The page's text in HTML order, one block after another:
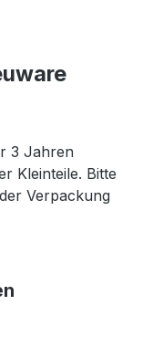
3 Jahren
Kleinteile. Bitte
Verpackung